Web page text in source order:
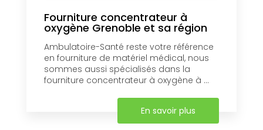
Fourniture concentrateur à
oxygène Grenoble et sa région
Ambulatoire-Santé reste votre référence
en fourniture de matériel médical, nous
sommes aussi spécialisés dans la
fourniture concentrateur à oxygène à ...
En savoir plus